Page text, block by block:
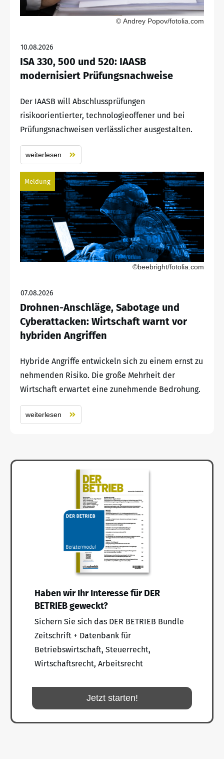
© Andrey Popov/fotolia.com
10.08.2026
ISA 330, 500 und 520: IAASB
modernisiert Prüfungsnachweise
Der IAASB will Abschlussprüfungen
risikoorientierter, technologieoffener und bei
Prüfungsnachweisen verlässlicher ausgestalten.
weiterlesen
Meldung
©beebright/fotolia.com
07.08.2026
Drohnen-Anschläge, Sabotage und
Cyberattacken: Wirtschaft warnt vor
hybriden Angriffen
Hybride Angriffe entwickeln sich zu einem ernst zu
nehmenden Risiko. Die große Mehrheit der
Wirtschaft erwartet eine zunehmende Bedrohung.
weiterlesen
Haben wir Ihr Interesse für DER
BETRIEB geweckt?
Sichern Sie sich das DER BETRIEB Bundle
Zeitschrift + Datenbank für
Betriebswirtschaft, Steuerrecht,
Wirtschaftsrecht, Arbeitsrecht
Jetzt starten!